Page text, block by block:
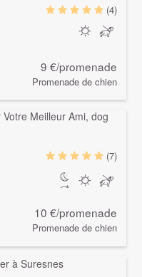
(4)
9 €/promenade
Promenade de chien
(7)
10 €/promenade
Promenade de chien